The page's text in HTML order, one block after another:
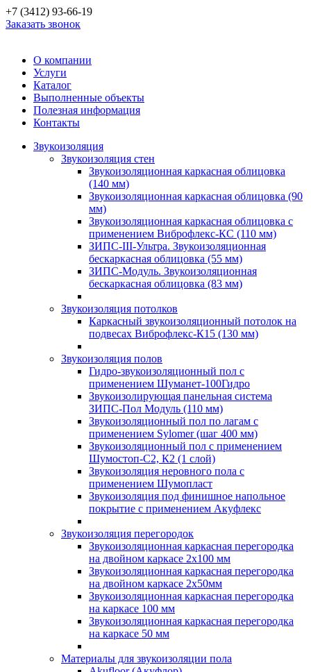
+7 (3412) 93-66-19
Заказать звонок
О компании
Услуги
Каталог
Выполненные объекты
Полезная информация
Контакты
Звукоизоляция
Звукоизоляция стен
Звукоизоляционная каркасная облицовка
(140 мм)
Звукоизоляционная каркасная облицовка (90
мм)
Звукоизоляционная каркасная облицовка с
применением Виброфлекс-КС (110 мм)
ЗИПС-III-Ультра. Звукоизоляционная
бескаркасная облицовка (55 мм)
ЗИПС-Модуль. Звукоизоляционная
бескаркасная облицовка (83 мм)
Звукоизоляция потолков
Каркасный звукоизоляционный потолок на
подвесах Виброфлекс-К15 (130 мм)
Звукоизоляция полов
Гидро-звукоизоляционный пол с
применением Шуманет-100Гидро
Звукоизолирующая панельная система
ЗИПС-Пол Модуль (110 мм)
Звукоизоляционный пол по лагам с
применением Sylomer (шаг 400 мм)
Звукоизоляционный пол с применением
Шумостоп-С2, К2 (1 слой)
Звукоизоляция неровного пола с
применением Шумопласт
Звукоизоляция под финишное напольное
покрытие с применением Акуфлекс
Звукоизоляция перегородок
Звукоизоляционная каркасная перегородка
на двойном каркасе 2х100 мм
Звукоизоляционная каркасная перегородка
на двойном каркасе 2х50мм
Звукоизоляционная каркасная перегородка
на каркасе 100 мм
Звукоизоляционная каркасная перегородка
на каркасе 50 мм
Материалы для звукоизоляции пола